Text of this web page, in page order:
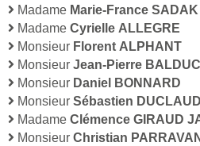
Madame Marie-France SADAK
Madame Cyrielle ALLEGRE
Monsieur Florent ALPHANT
Monsieur Jean-Pierre
Monsieur Daniel BONNARD
Monsieur Sébastien DUCLAUD
Madame Clémence GIRAUD
Monsieur Christian